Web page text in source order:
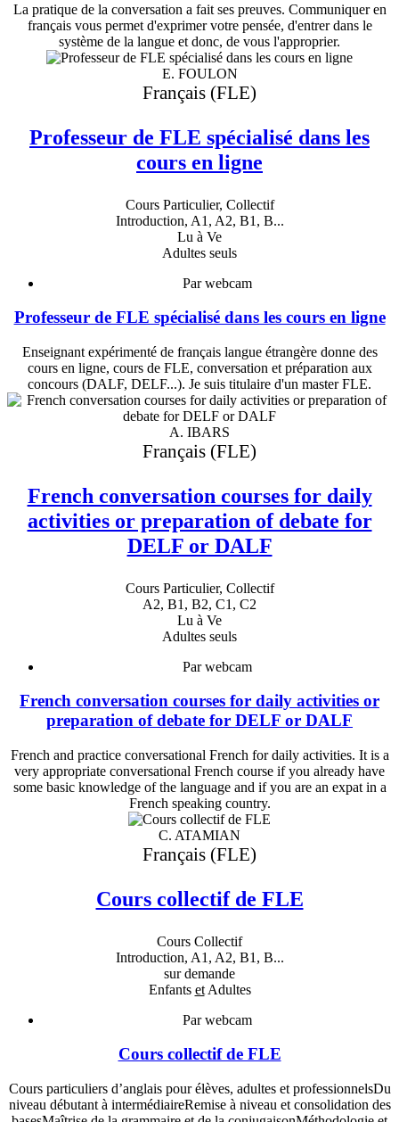
La pratique de la conversation a fait ses preuves. Communiquer en
français vous permet d'exprimer votre pensée, d'entrer dans le
système de la langue et donc, de vous l'approprier.
E. FOULON
Français (FLE)
Professeur de FLE spécialisé dans les
cours en ligne
Cours Particulier, Collectif
Introduction, A1, A2, B1, B...
Lu à Ve
Adultes seuls
Par webcam
Professeur de FLE spécialisé dans les cours en ligne
Enseignant expérimenté de français langue étrangère donne des
cours en ligne, cours de FLE, conversation et préparation aux
concours (DALF, DELF...). Je suis titulaire d'un master FLE.
A. IBARS
Français (FLE)
French conversation courses for daily
activities or preparation of debate for
DELF or DALF
Cours Particulier, Collectif
A2, B1, B2, C1, C2
Lu à Ve
Adultes seuls
Par webcam
French conversation courses for daily activities or
preparation of debate for DELF or DALF
French and practice conversational French for daily activities. It is a
very appropriate conversational French course if you already have
some basic knowledge of the language and if you are an expat in a
French speaking country.
C. ATAMIAN
Français (FLE)
Cours collectif de FLE
Cours Collectif
Introduction, A1, A2, B1, B...
sur demande
Enfants etAdultes
Par webcam
Cours collectif de FLE
Cours particuliers d’anglais pour élèves, adultes et professionnelsDu
niveau débutant à intermédiaireRemise à niveau et consolidation des